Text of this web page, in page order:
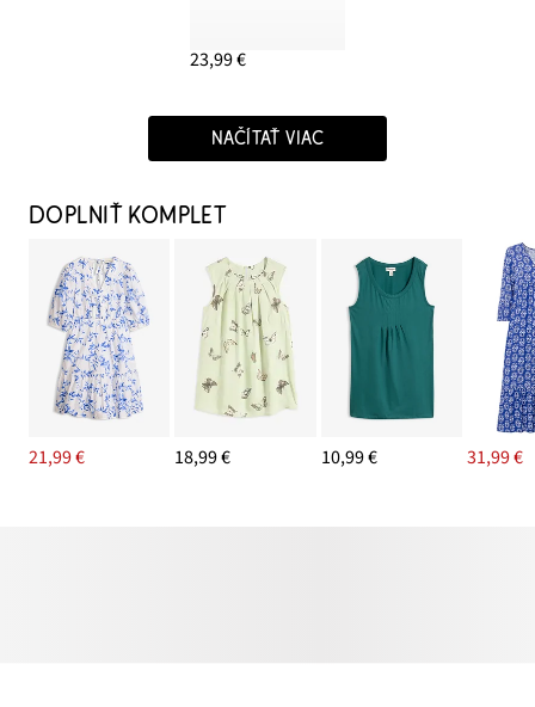
23,99 €
NAČÍTAŤ VIAC
DOPLNIŤ KOMPLET
21,99 € 18,99 € 10,99 € 31,99 €